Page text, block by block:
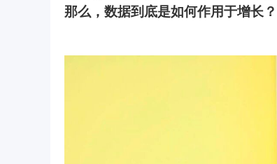
那么，数据到底是如何作用于增长